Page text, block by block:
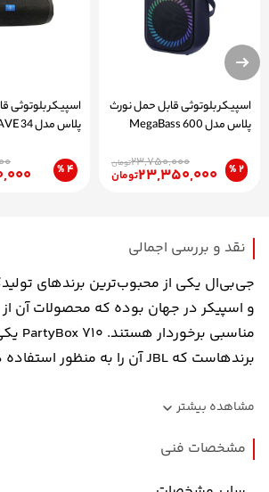
اسپیکر بلوتوثی قابل حمل نورث
پلاس مدل MegaBass 600
2 %
23,750,000تومان
23,350,000تومان
اسپیکر بلوتوثی
پلاس مدل SOUNDWAVE 34
4 %
نقد و بررسی اجمالی
جی‌بی‌ال یکی از محبوب‌ترین برندهای
و اسپیکر در جهان بوده که محصولات آن
مناسبی برخوردار هستند. PartyBox 710
برندهاست که JBLآن را به منظور
تا مشکلی برای جابجایی نداشته باشید.
اسپیکر هم نورپردازی زیبایی طراحی شده
مشاهده بیشتر
مشخصات فنی